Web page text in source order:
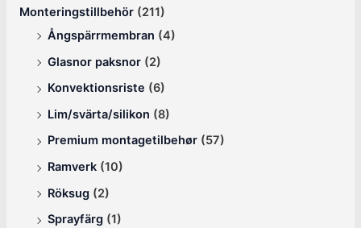
Monteringstillbehör (211)
Ångspärrmembran (4)
Glasnor paksnor (2)
Konvektionsriste (6)
Lim/svärta/silikon (8)
Premium montagetilbehør (57)
Ramverk (10)
Röksug (2)
Sprayfärg (1)